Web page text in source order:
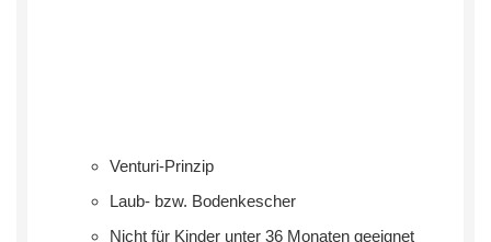
Venturi-Prinzip
Laub- bzw. Bodenkescher
Nicht für Kinder unter 36 Monaten geeignet